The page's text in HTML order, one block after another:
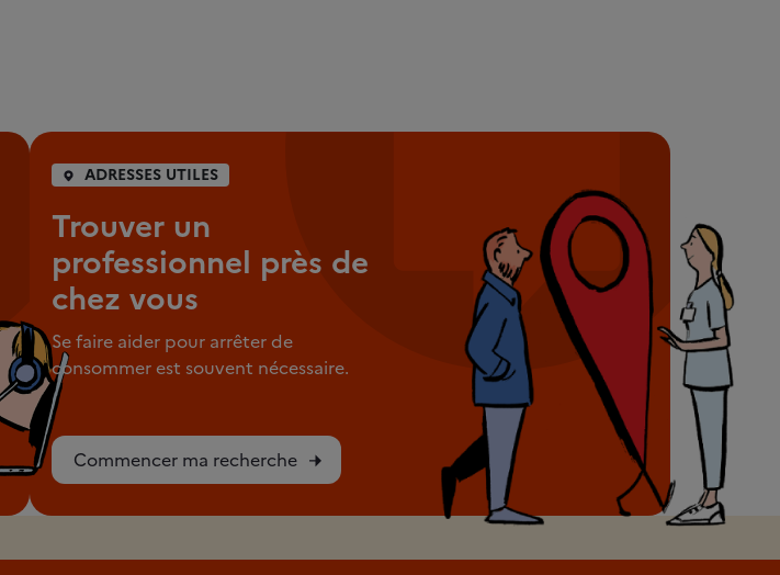
ADRESSES UTILES
Trouver un
professionnel près de
chez vous
Se faire aider pour arrêter de
consommer est souvent nécessaire.
Commencer ma recherche